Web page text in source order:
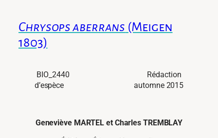
Chrysops aberrans (Meigen
1803)
BIO_2440 Rédaction
d’espèce automne 2015
Geneviève MARTEL et Charles TREMBLAY